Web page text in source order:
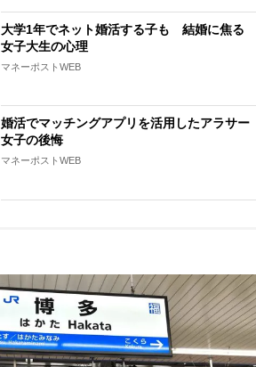
大学1年でネット婚活する子も 結婚に焦る
女子大生の心理
マネーポストWEB
婚活でマッチングアプリを活用したアラサー
女子の後悔
マネーポストWEB